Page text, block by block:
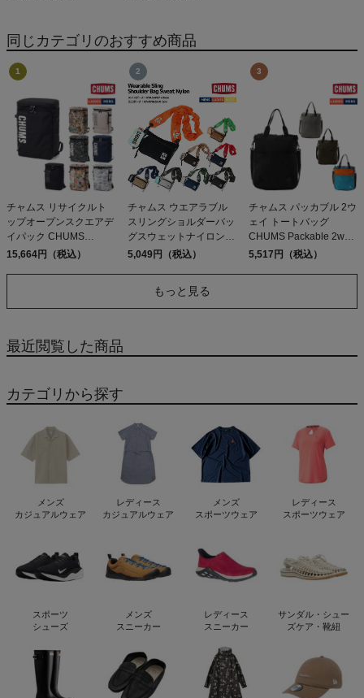
Shirt
同じカテゴリのおすすめ商品
チャムス リサイクルト
ップオープンスクエアデ
イパック CHUMS
Recycle Top Open
15,664円（税込）
チャムス ウエアラブル
スリングショルダーバッ
グスウェットナイロン
カジュアル アウトドア
ボディバッグ 撥水 撥油
防汚性能 CHUMS
Nylon 2way
5,049円（税込）
チャムス パッカブル 2ウ
ェイ トートバッグ
CHUMS Packable 2way
Tote Bag
5,517円（税込）
もっと見る
最近閲覧した商品
カテゴリから探す
メンズ
カジュアルウェア
レディース
カジュアルウェア
メンズ
スポーツウェア
レディース
スポーツウェア
スポーツ
シューズ
メンズ
スニーカー
レディース
スニーカー
サンダル・シュー
ズケア・靴紐